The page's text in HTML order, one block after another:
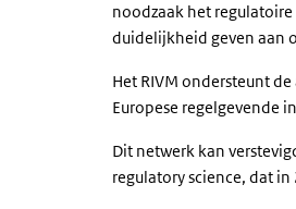
noodzaak het
duidelijkheid geven aan
Het RIVM ondersteunt
Europese regelgevende
Dit netwerk kan
regulatory science, dat in